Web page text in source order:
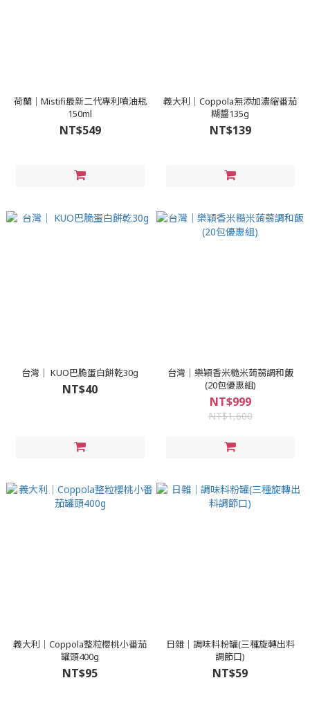
荷蘭｜Mistifi最新二代專利噴油瓶
150ml
NT$549
義大利｜Coppola無添加濃縮番茄
糊醬135g
NT$139
台灣｜ KUO巴脆蛋白餅乾30g
NT$40
台灣｜樂穎香米糙米蒟蒻調和飯
(20包優惠組)
NT$999
NT$1,600
義大利｜Coppola整粒櫻桃小番茄
罐頭400g
NT$95
日雜｜調味料粉罐(三種旋轉出料
調節口)
NT$59